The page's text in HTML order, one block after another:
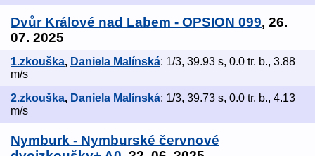
Dvůr Králové nad Labem - OPSION 099, 26.
07. 2025
1.zkouška, Daniela Malínská: 1/3, 39.93 s, 0.0 tr. b., 3.88
m/s
2.zkouška, Daniela Malínská: 1/3, 39.73 s, 0.0 tr. b., 4.13
m/s
Nymburk - Nymburské červnové